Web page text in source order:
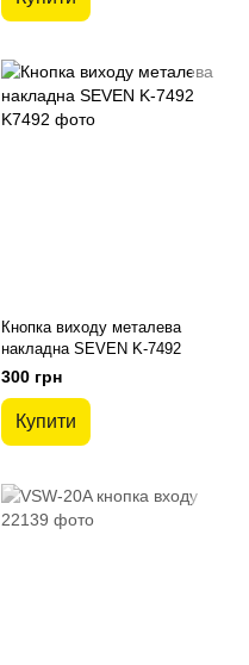
Кнопка виходу металева
накладна SEVEN K-7492
300 грн
Купити